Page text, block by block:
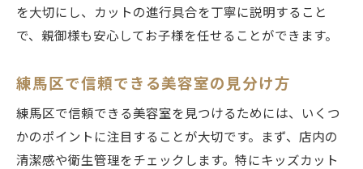
を大切にし、カットの進行具合を丁寧に説明すること
で、親御様も安心してお子様を任せることができます。
練馬区で信頼できる美容室の見分け方
練馬区で信頼できる美容室を見つけるためには、いくつ
かのポイントに注目することが大切です。まず、店内の
清潔感や衛生管理をチェックします。特にキッズカット